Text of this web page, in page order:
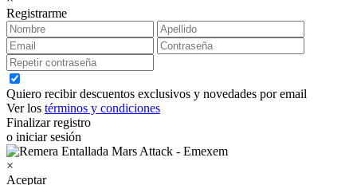
Registrarme
Quiero recibir descuentos exclusivos y novedades por email
Ver los términos y condiciones
Finalizar registro
o iniciar sesión
×
Aceptar